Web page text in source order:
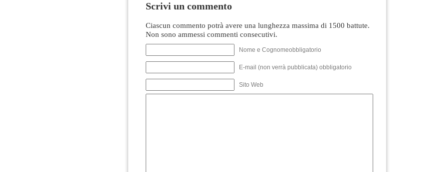
Scrivi un commento
Ciascun commento potrà avere una lunghezza massima di 1500 battute.
Non sono ammessi commenti consecutivi.
Nome e Cognomeobbligatorio
E-mail (non verrà pubblicata) obbligatorio
Sito Web